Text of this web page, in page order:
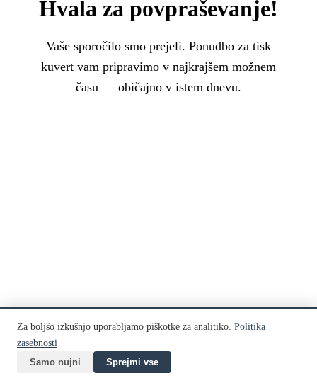
Hvala za povpraševanje!
Vaše sporočilo smo prejeli. Ponudbo za tisk
kuvert vam pripravimo v najkrajšem možnem
času — običajno v istem dnevu.
Za boljšo izkušnjo uporabljamo piškotke za analitiko. Politika
zasebnosti
Samo nujni
Sprejmi vse